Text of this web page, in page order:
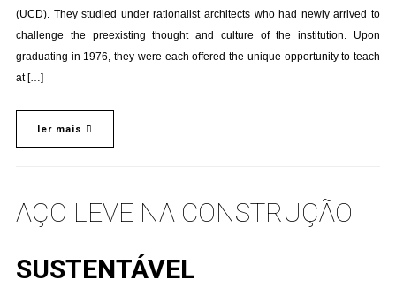
(UCD). They studied under rationalist architects who had newly arrived to
challenge the preexisting thought and culture of the institution. Upon
graduating in 1976, they were each offered the unique opportunity to teach
at […]
ler mais
AÇO LEVE NA CONSTRUÇÃO
SUSTENTÁVEL